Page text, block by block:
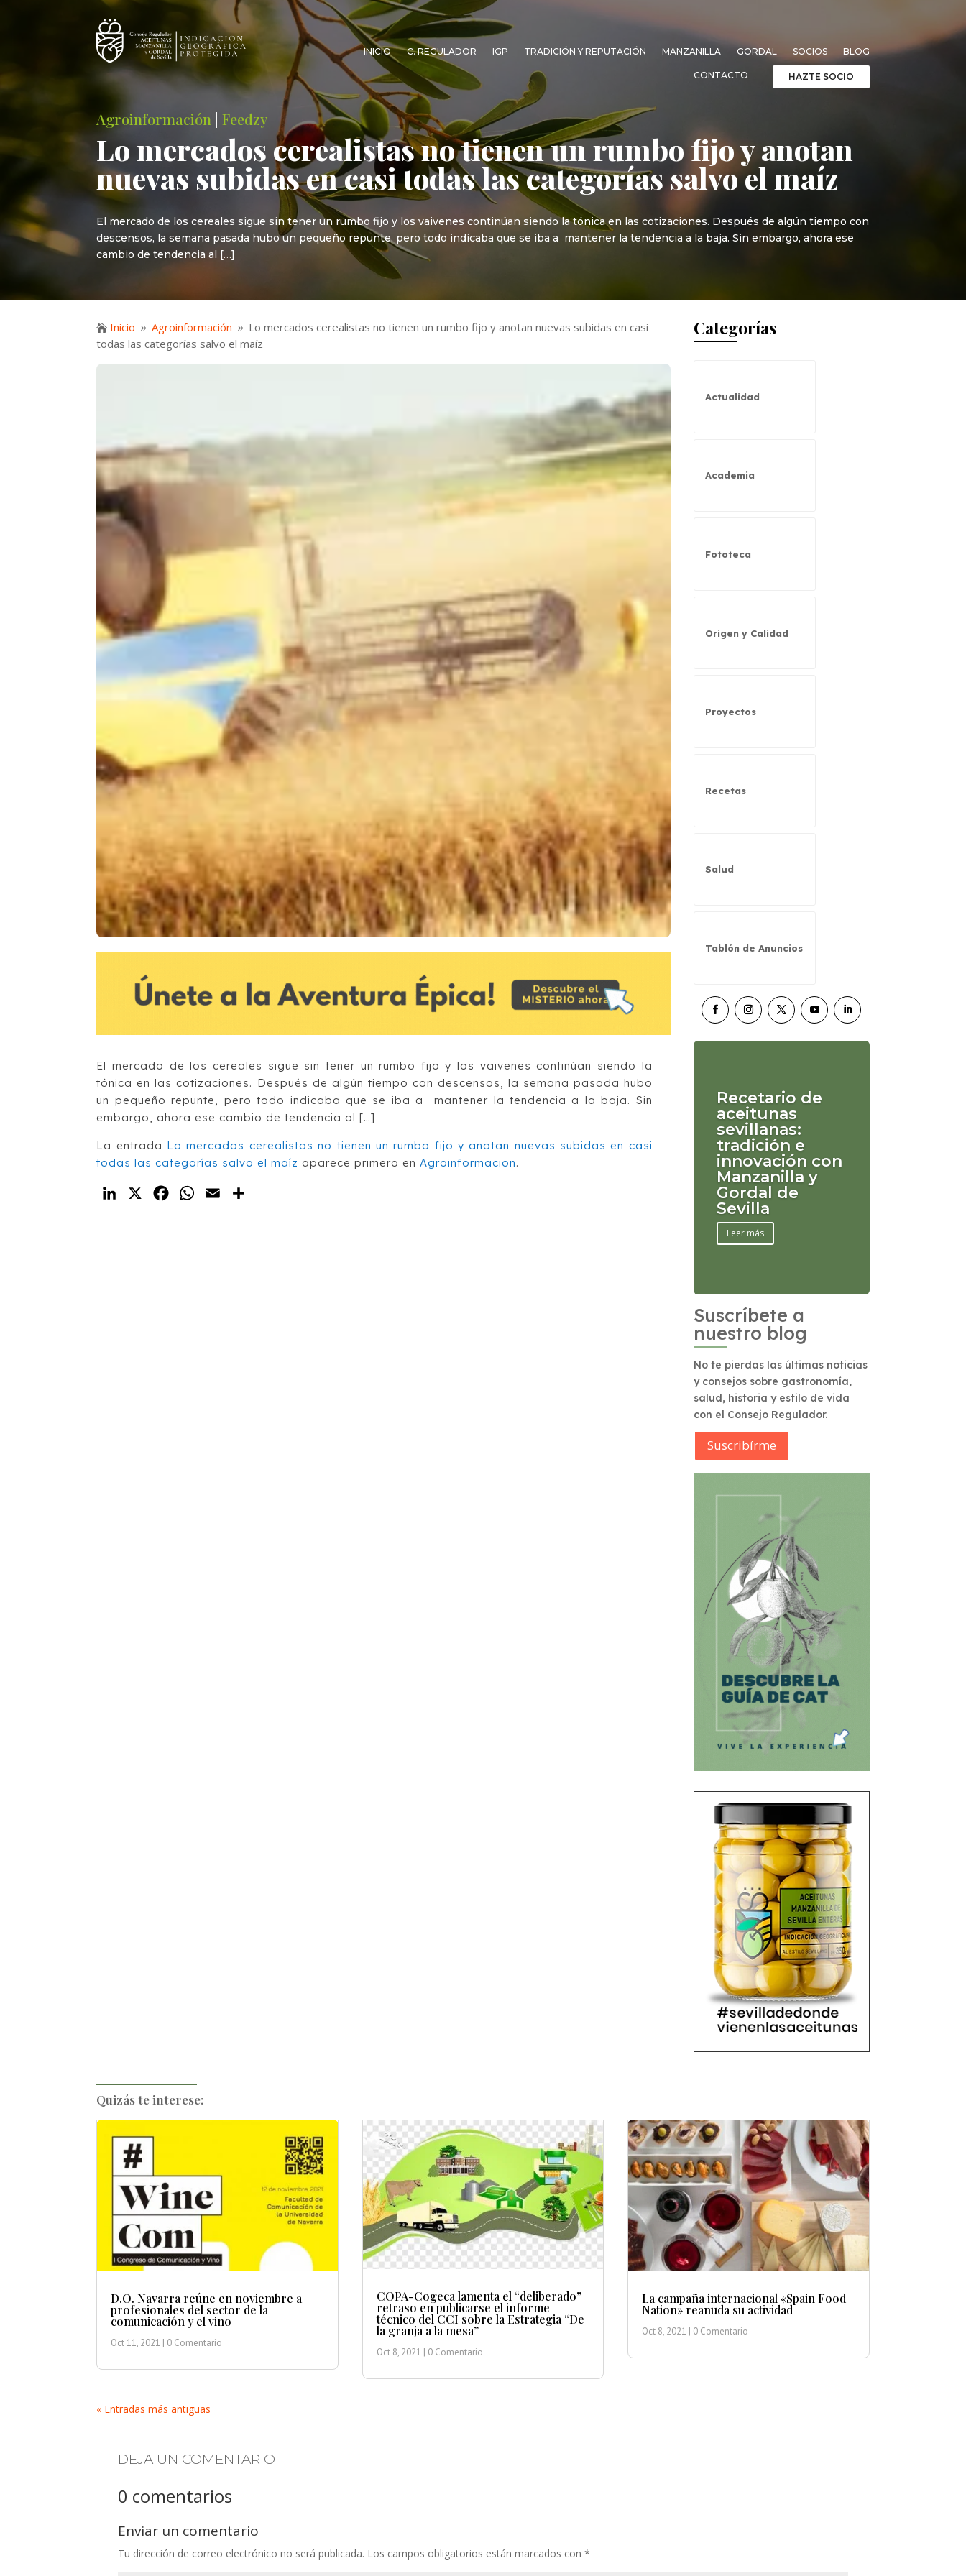
INICIO C. REGULADOR IGP TRADICIÓN Y REPUTACIÓN MANZANILLA GORDAL SOCIOS BLOG
CONTACTO HAZTE SOCIO
Agroinformación |Feedzy
Lo mercados cerealistas no tienen un rumbo fijo y anotan
nuevas subidas en casi todas las categorías salvo el maíz
El mercado de los cereales sigue sin tener un rumbo fijo y los vaivenes continúan siendo la tónica en las cotizaciones. Después de algún tiempo con
descensos, la semana pasada hubo un pequeño repunte, pero todo indicaba que se iba a mantener la tendencia a la baja. Sin embargo, ahora ese
cambio de tendencia al […]
 Inicio 9 Agroinformación 9 Lo mercados cerealistas no tienen un rumbo fijo y anotan nuevas subidas en casi
todas las categorías salvo el maíz
El mercado de los cereales sigue sin tener un rumbo fijo y los vaivenes continúan siendo la
tónica en las cotizaciones. Después de algún tiempo con descensos, la semana pasada hubo
un pequeño repunte, pero todo indicaba que se iba a mantener la tendencia a la baja. Sin
embargo, ahora ese cambio de tendencia al […]
La entrada Lo mercados cerealistas no tienen un rumbo fijo y anotan nuevas subidas en casi
todas las categorías salvo el maíz aparece primero en Agroinformacion.
LinkedIn
X FacebookWhatsApp
Email
Categorías
Actualidad
Academia
Fototeca
Origen y Calidad
Proyectos
Recetas
Salud
Tablón de Anuncios
Recetario de
aceitunas
sevillanas:
tradición e
innovación con
Manzanilla y
Gordal de
Sevilla
Leer más
Suscríbete a
nuestro blog
No te pierdas las últimas noticias
y consejos sobre gastronomía,
salud, historia y estilo de vida
con el Consejo Regulador.
Suscribírme
Quizás te interese:
D.O. Navarra reúne en noviembre a
profesionales del sector de la
comunicación y el vino
Oct 11, 2021 | 0 Comentario
COPA-Cogeca lamenta el “deliberado”
retraso en publicarse el informe
técnico del CCI sobre la Estrategia “De
la granja a la mesa”
Oct 8, 2021 | 0 Comentario
La campaña internacional «Spain Food
Nation» reanuda su actividad
Oct 8, 2021 | 0 Comentario
« Entradas más antiguas
DEJA UN COMENTARIO
0 comentarios
Enviar un comentario
Tu dirección de correo electrónico no será publicada. Los campos obligatorios están marcados con*